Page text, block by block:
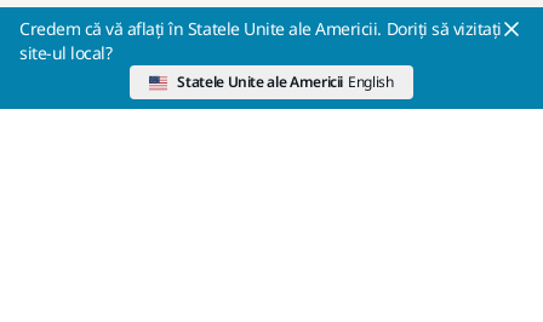
Credem că vă aflați în Statele Unite ale Americii. Doriți să vizitați
site-ul local?
Statele Unite ale Americii English